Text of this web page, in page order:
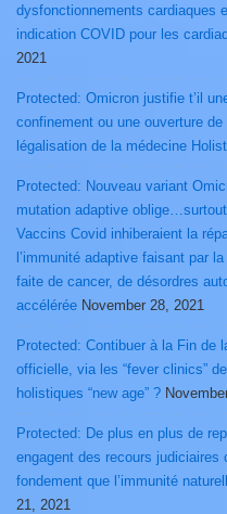
dysfonctionnements cardiaques
indication COVID pour les
2021
Protected: Omicron justifie t’il
confinement ou une ouverture de
légalisation de la médecine
Protected: Nouveau variant
mutation adaptive
Vaccins Covid inhiberaient la
l’immunité adaptive faisant par
faite de cancer, de désordres
accélérée November 28, 2021
Protected: Contibuer à la Fin de
officielle, via les “fever clinics”
holistiques “new age” ?
Protected: De plus en plus de
engagent des recours
fondement que l’immunité
21, 2021